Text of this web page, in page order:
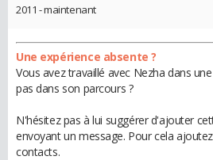
2011 - maintenant
Une expérience absente ?
Vous avez travaillé avec Nezha dans
pas dans son parcours ?
N'hésitez pas à lui suggérer d'ajouter
envoyant un message. Pour cela
contacts.